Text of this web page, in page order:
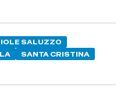
SALUZZO
SANTA CRISTINA